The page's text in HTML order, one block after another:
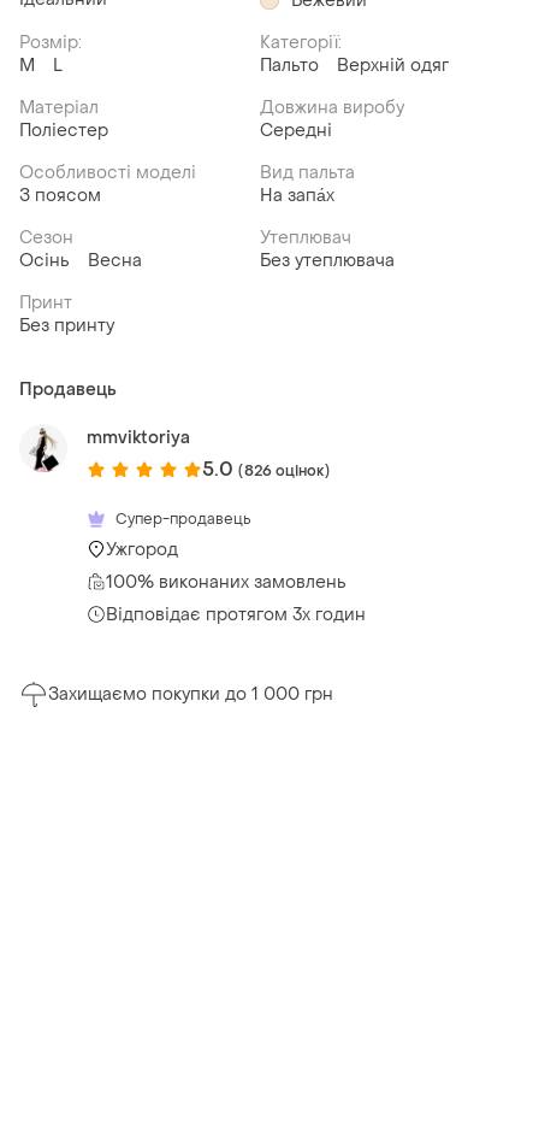
Розмір:
M
L
Категорії:
Пальто
Верхній одяг
Матеріал
Поліестер
Довжина виробу
Середні
Особливості моделі
З поясом
Вид пальта
На запа́х
Сезон
Осінь
Весна
Утеплювач
Без утеплювача
Принт
Без принту
Продавець
mmviktoriya
5.0 (826 оцінок)
Супер-продавець
Ужгород
100% виконаних замовлень
Відповідає протягом 3х годин
Захищаємо покупки до 1 000 грн